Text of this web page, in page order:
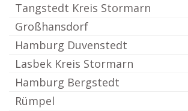
Tangstedt Kreis Stormarn
Großhansdorf
Hamburg Duvenstedt
Lasbek Kreis Stormarn
Hamburg Bergstedt
Rümpel